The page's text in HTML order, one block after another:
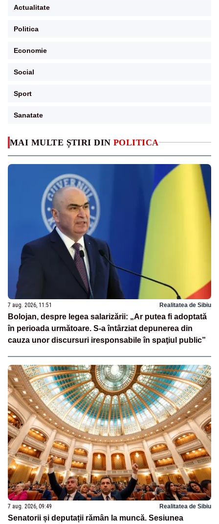
MAI MULTE ȘTIRI DIN POLITICA
7 aug. 2026, 11:51 Realitatea de Sibiu
Bolojan, despre legea salarizării: „Ar putea fi adoptată
în perioada următoare. S-a întârziat depunerea din
cauza unor discursuri iresponsabile în spaţiul public”
7 aug. 2026, 09:49 Realitatea de Sibiu
Senatorii și deputații rămân la muncă. Sesiunea
Actualitate
Politica
Economie
Social
Sport
Sanatate